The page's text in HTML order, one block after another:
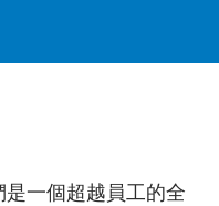
一個超越員工的全